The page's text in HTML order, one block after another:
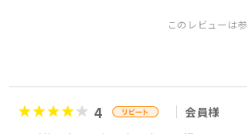
このレビューは
4
会員様